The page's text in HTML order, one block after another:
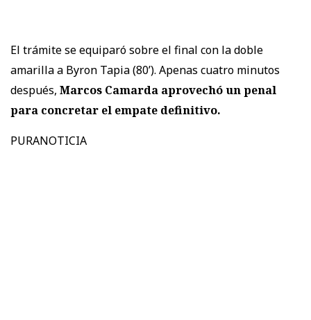
El trámite se equiparó sobre el final con la doble
amarilla a Byron Tapia (80’). Apenas cuatro minutos
después, Marcos Camarda aprovechó un penal
para concretar el empate definitivo.
PURANOTICIA